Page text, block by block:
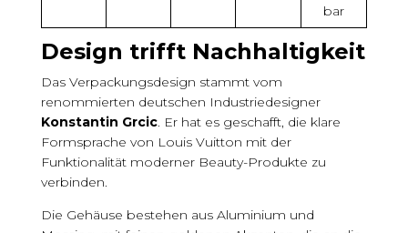
bar
Design trifft Nachhaltigkeit
Das Verpackungsdesign stammt vom
renommierten deutschen Industriedesigner
Konstantin Grcic. Er hat es geschafft, die klare
Formsprache von Louis Vuitton mit der
Funktionalität moderner Beauty-Produkte zu
verbinden.
Die Gehäuse bestehen aus Aluminium und